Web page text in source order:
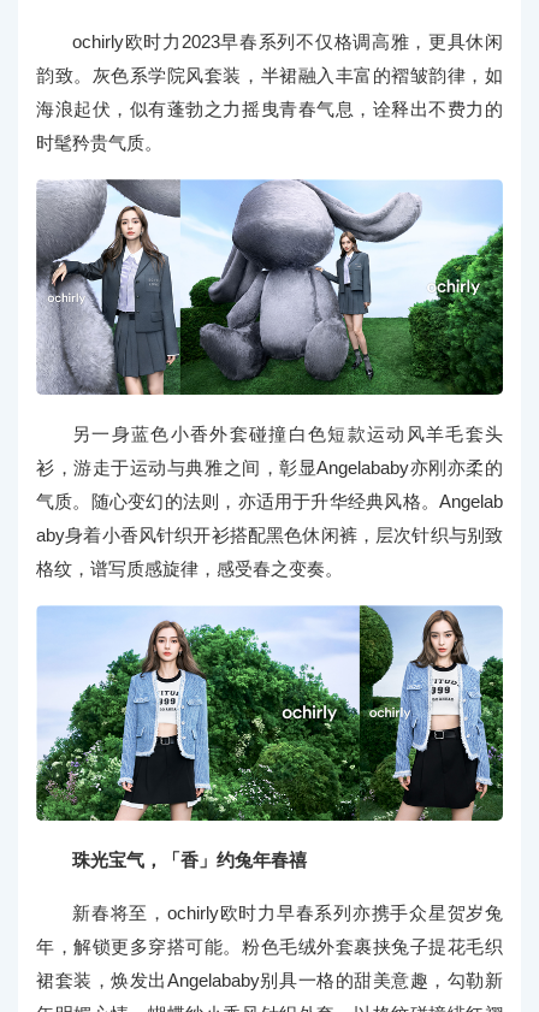
ochirly欧时力2023早春系列不仅格调高雅，更具休闲
韵致。灰色系学院风套装，半裙融入丰富的褶皱韵律，如
海浪起伏，似有蓬勃之力摇曳青春气息，诠释出不费力的
时髦矜贵气质。
另一身蓝色小香外套碰撞白色短款运动风羊毛套头
衫，游走于运动与典雅之间，彰显Angelababy亦刚亦柔的
气质。随心变幻的法则，亦适用于升华经典风格。Angelab
aby身着小香风针织开衫搭配黑色休闲裤，层次针织与别致
格纹，谱写质感旋律，感受春之变奏。
珠光宝气，「香」约兔年春禧
新春将至，ochirly欧时力早春系列亦携手众星贺岁兔
年，解锁更多穿搭可能。粉色毛绒外套裹挟兔子提花毛织
裙套装，焕发出Angelababy别具一格的甜美意趣，勾勒新